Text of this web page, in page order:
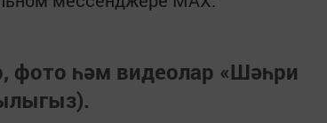
фото һәм видеолар «Шәһри